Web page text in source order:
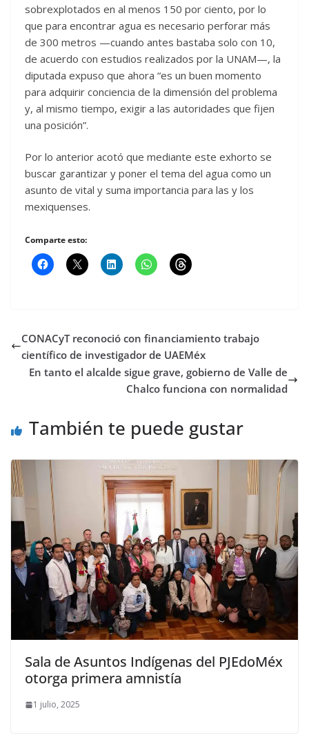
sobrexplotados en al menos 150 por ciento, por lo
que para encontrar agua es necesario perforar más
de 300 metros —cuando antes bastaba solo con 10,
de acuerdo con estudios realizados por la UNAM—, la
diputada expuso que ahora “es un buen momento
para adquirir conciencia de la dimensión del problema
y, al mismo tiempo, exigir a las autoridades que fijen
una posición”.
Por lo anterior acotó que mediante este exhorto se
buscar garantizar y poner el tema del agua como un
asunto de vital y suma importancia para las y los
mexiquenses.
Comparte esto:
CONACyT reconoció con financiamiento trabajo
científico de investigador de UAEMéx
En tanto el alcalde sigue grave, gobierno de Valle de
Chalco funciona con normalidad
También te puede gustar
Sala de Asuntos Indígenas del PJEdoMéx
otorga primera amnistía
1 julio, 2025